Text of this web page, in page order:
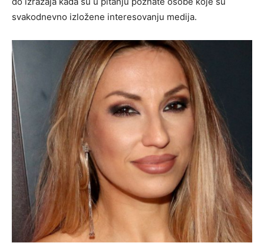
svakodnevno izložene interesovanju medija.